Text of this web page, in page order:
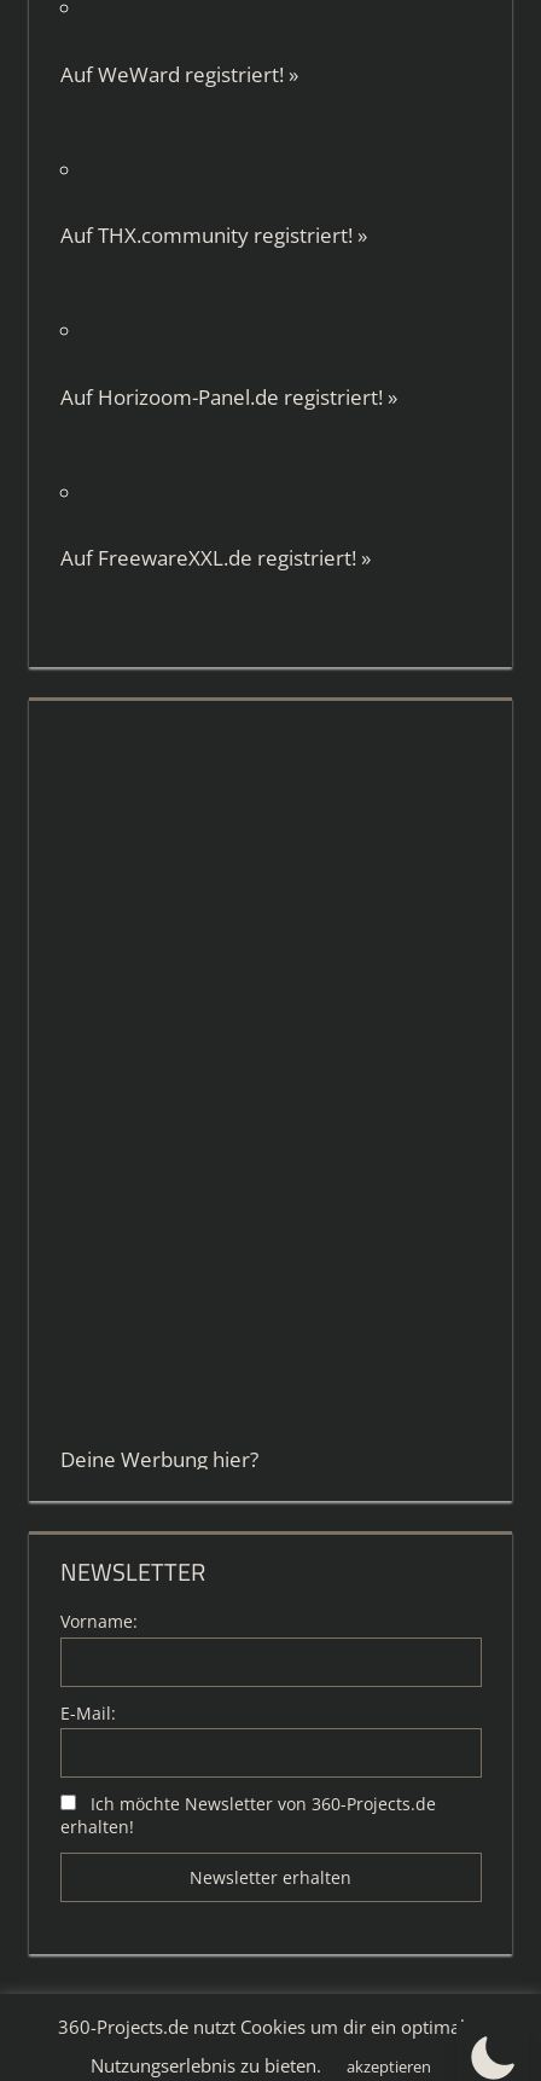
AufWeWard registriert! »
AufTHX.communityregistriert! »
AufHorizoom-Panel.de registriert! »
AufFreewareXXL.de registriert! »
Deine Werbung hier?
NEWSLETTER
Vorname:
E-Mail:
Ich möchte Newsletter von 360-Projects.de
erhalten!
WordPress-Theme: Tortuga von ThemeZee.
360-Projects.de nutzt Cookies um dir ein optimales
Nutzungserlebnis zu bieten.
akzeptieren